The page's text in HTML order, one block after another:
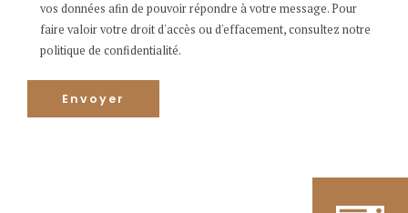
vos données afin de pouvoir répondre à votre message. Pour
faire valoir votre droit d'accès ou d'effacement, consultez notre
politique de confidentialité.